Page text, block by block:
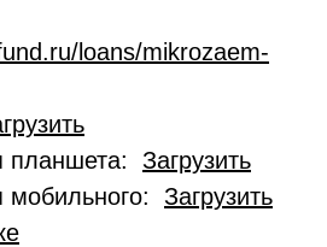
loans/mikrozaem-
планшета: Загрузить
мобильного: Загрузить